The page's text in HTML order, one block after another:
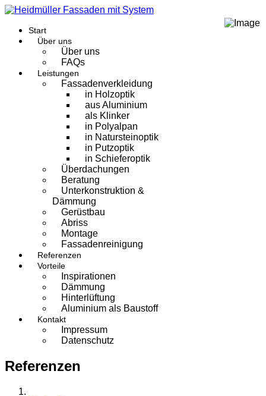
Start
Über uns
Über uns
FAQs
Leistungen
Fassadenverkleidung
in Holzoptik
aus Aluminium
als Klinker
in Polyalpan
in Natursteinoptik
in Putzoptik
in Schieferoptik
Überdachungen
Beratung
Unterkonstruktion &
Dämmung
Gerüstbau
Abriss
Montage
Fassadenreinigung
Referenzen
Vorteile
Inspirationen
Dämmung
Hinterlüftung
Aluminium als Baustoff
Kontakt
Impressum
Datenschutz
Referenzen